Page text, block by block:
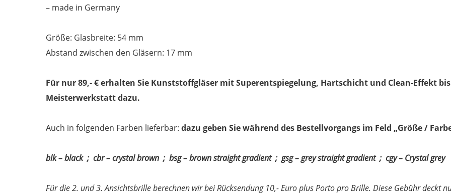
– made in Germany
Größe: Glasbreite: 54 mm
Abstand zwischen den Gläsern: 17 mm
Für nur 89,- € erhalten Sie Kunststoffgläser mit Superentspiegelung, Hartschicht und Clean-Effekt
Meisterwerkstatt dazu.
Auch in folgenden Farben lieferbar: dazu geben Sie während des Bestellvorgangs im Feld „Größe /
blk – black ; cbr – crystal brown ; bsg – brown straight gradient ; gsg – grey straight gradient ;cgy – Crystal grey
Für die 2. und 3. Ansichtsbrille berechnen wir bei Rücksendung 10,- Euro plus Porto pro Brille. Diese Gebühr deckt